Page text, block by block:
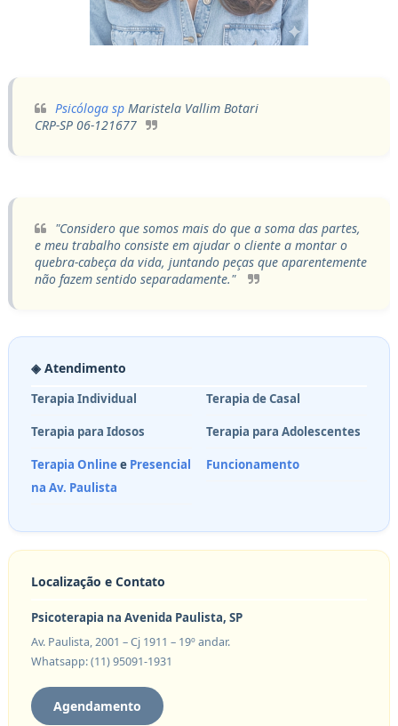
Psicóloga spMaristela Vallim Botari
CRP-SP 06-121677
"Considero que somos mais do que a soma das partes,
e meu trabalho consiste em ajudar o cliente a montar o
quebra-cabeça da vida, juntando peças que aparentemente
não fazem sentido separadamente."
◈ Atendimento
Terapia Individual Terapia de Casal
Terapia para Idosos Terapia para Adolescentes
Terapia Onlinee Presencial
na Av. Paulista
Funcionamento
Localização e Contato
Psicoterapia na Avenida Paulista, SP
Av. Paulista, 2001 – Cj 1911 – 19º andar.
Whatsapp: (11) 95091-1931
Agendamento